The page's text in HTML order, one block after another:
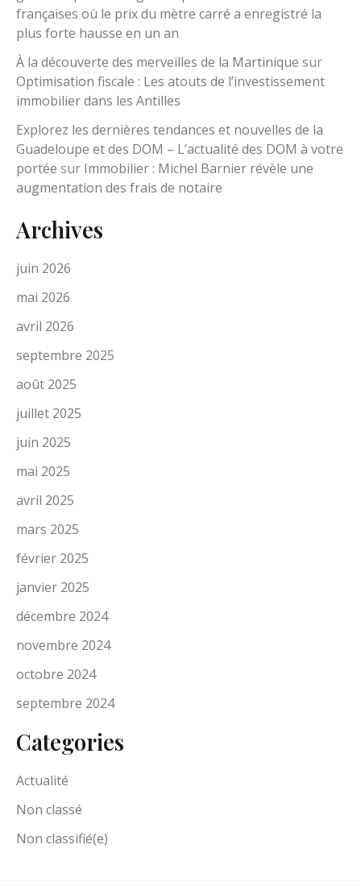
françaises où le prix du mètre carré a enregistré la
plus forte hausse en un an
À la découverte des merveilles de la Martinique sur
Optimisation fiscale : Les atouts de l’investissement
immobilier dans les Antilles
Explorez les dernières tendances et nouvelles de la
Guadeloupe et des DOM – L’actualité des DOM à votre
portée sur Immobilier : Michel Barnier révèle une
augmentation des frais de notaire
Archives
juin 2026
mai 2026
avril 2026
septembre 2025
août 2025
juillet 2025
juin 2025
mai 2025
avril 2025
mars 2025
février 2025
janvier 2025
décembre 2024
novembre 2024
octobre 2024
septembre 2024
Categories
Actualité
Non classé
Non classifié(e)